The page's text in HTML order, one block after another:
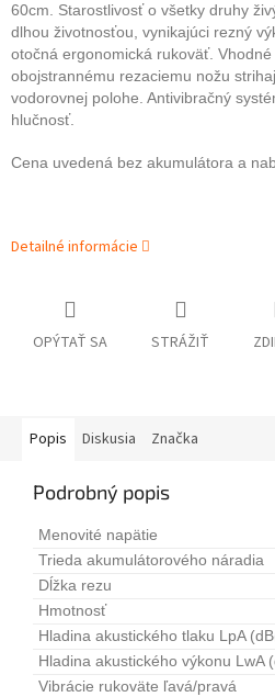
60cm. Starostlivosť o všetky druhy
dlhou životnosťou, vynikajúci rezný
otočná ergonomická rukoväť.
obojstrannému rezaciemu nožu
vodorovnej polohe. Antivibračný
hlučnosť.
Cena uvedená bez akumulátora a
Detailné informácie
OPÝTAŤ SA STRÁŽIŤ
Popis Diskusia Značka
Podrobný popis
Menovité napätie
Trieda akumulátorového náradia
Dĺžka rezu
Hmotnosť
Hladina akustického tlaku LpA
Hladina akustického výkonu LwA
Vibrácie rukoväte ľavá/pravá